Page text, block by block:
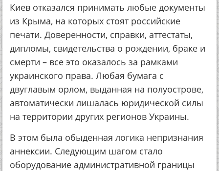
Киев отказался принимать любые документы
из Крыма, на которых стоят российские
печати. Доверенности, справки, аттестаты,
дипломы, свидетельства о рождении, браке и
смерти – все это оказалось за рамками
украинского права. Любая бумага с
двуглавым орлом, выданная на полуострове,
автоматически лишалась юридической силы
на территории других регионов Украины.
В этом была обыденная логика непризнания
аннексии. Следующим шагом стало
оборудование административной границы